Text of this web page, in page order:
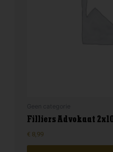
Filliers Advokaat
€ 8,99